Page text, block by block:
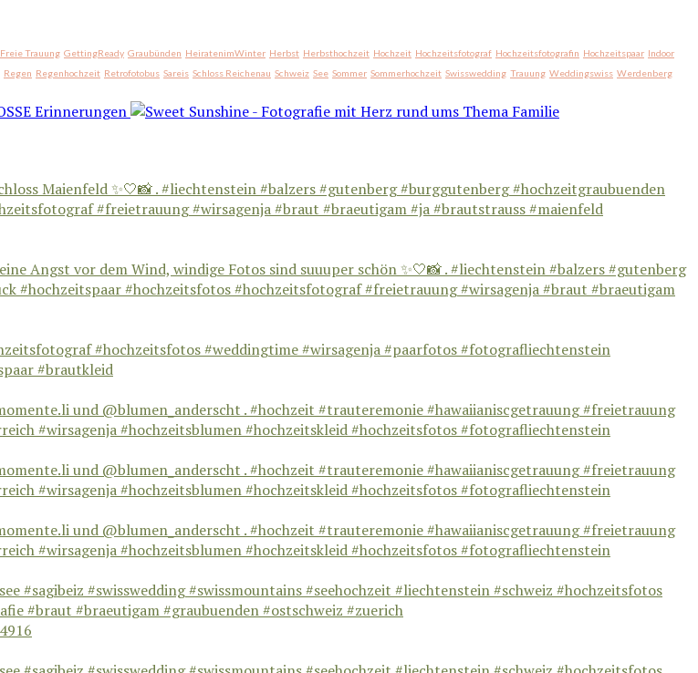
Freie Trauung GettingReady Graubünden HeiratenimWinter Herbst Herbsthochzeit Hochzeit Hochzeitsfotograf Hochzeitsfotografin Hochzeitspaar Indoor
Regen Regenhochzeit Retrofotobus Sareis Schloss Reichenau Schweiz See Sommer Sommerhochzeit Swisswedding Trauung Weddingswiss Werdenberg